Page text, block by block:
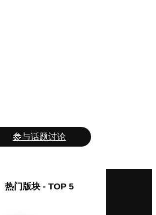
参与话题讨论
热门版块 - TOP 5